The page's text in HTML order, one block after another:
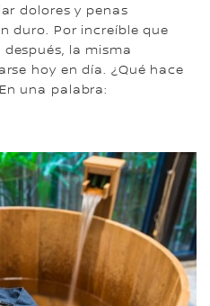
dolores y penas
duro. Por increíble que
la misma
hoy en día. ¿Qué hace
una palabra: